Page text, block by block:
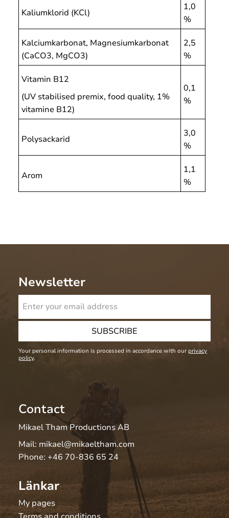
Kaliumklorid (KCl)
1,0
%
Kalciumkarbonat, Magnesiumkarbonat
(CaCO3, MgCO3)
2,5
%
Vitamin B12
(UV stabilised premix, food quality, 1%
vitamine B12)
0,1
%
Polysackarid
3,0
%
Arom
1,1
%
Newsletter
SUBSCRIBE
Your personal information is processed in accordance with our privacy
policy.
Contact
Mikael Tham Productions AB
Mail: mikael@mikaeltham.com
Phone: +46 70-836 65 24
Länkar
My pages